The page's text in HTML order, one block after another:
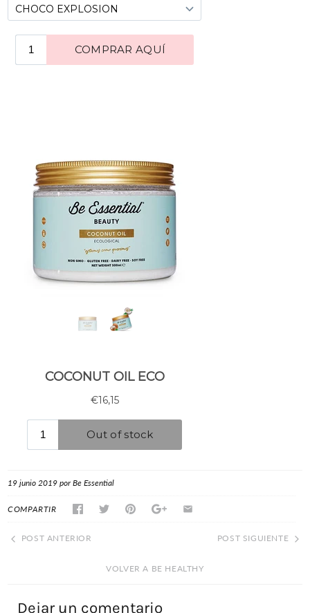
19 junio 2019por Be Essential
COMPARTIR
POST ANTERIOR
VOLVER A BE HEALTHY
POST SIGUIENTE
Dejar un comentario